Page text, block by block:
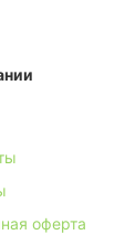
оферта